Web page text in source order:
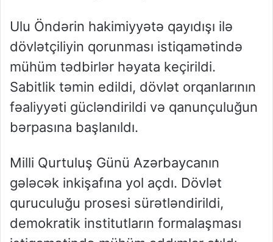
Ulu Öndərin hakimiyyətə qayıdışı ilə
dövlətçiliyin qorunması istiqamətində
mühüm tədbirlər həyata keçirildi.
Sabitlik təmin edildi, dövlət orqanlarının
fəaliyyəti gücləndirildi və qanunçuluğun
bərpasına başlanıldı.
Milli Qurtuluş Günü Azərbaycanın
gələcək inkişafına yol açdı. Dövlət
quruculuğu prosesi sürətləndirildi,
demokratik institutların formalaşması